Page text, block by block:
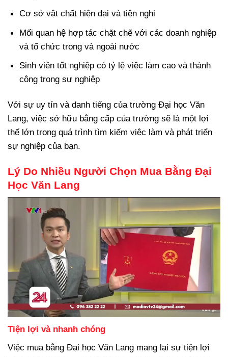
Cơ sở vật chất hiện đại và tiện nghi
Mối quan hệ hợp tác chặt chẽ với các doanh nghiệp
và tổ chức trong và ngoài nước
Sinh viên tốt nghiệp có tỷ lệ việc làm cao và thành
công trong sự nghiệp
Với sự uy tín và danh tiếng của trường Đại học Văn
Lang, việc sở hữu bằng cấp của trường sẽ là một lợi
thế lớn trong quá trình tìm kiếm việc làm và phát triển
sự nghiệp của bạn.
Lý Do Nhiều Người Chọn Mua Bằng Đại
Học Văn Lang
Tiện lợi và nhanh chóng
Việc mua bằng Đại học Văn Lang mang lại sự tiện lợi